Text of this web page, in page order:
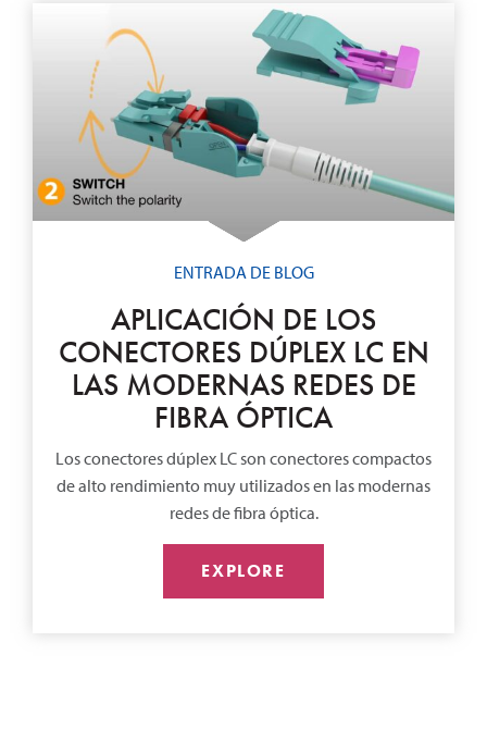
ENTRADA DE BLOG
APLICACIÓN DE LOS
CONECTORES DÚPLEX LC EN
LAS MODERNAS REDES DE
FIBRA ÓPTICA
Los conectores dúplex LC son conectores compactos
de alto rendimiento muy utilizados en las modernas
redes de fibra óptica.
EXPLORE